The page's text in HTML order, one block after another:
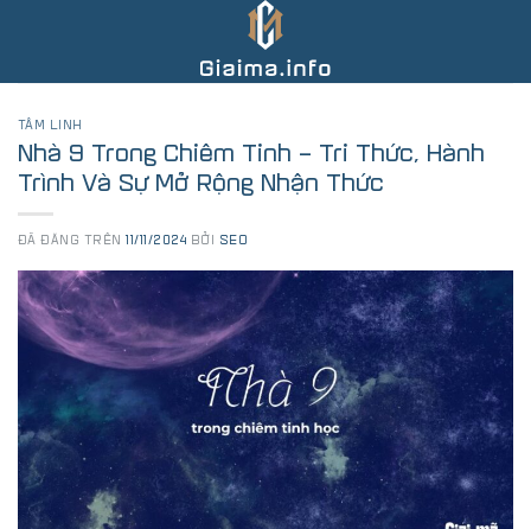
dung
TÂM LINH
Nhà 9 Trong Chiêm Tinh – Tri Thức, Hành
Trình Và Sự Mở Rộng Nhận Thức
ĐÃ ĐĂNG TRÊN11/11/2024 BỞI SEO